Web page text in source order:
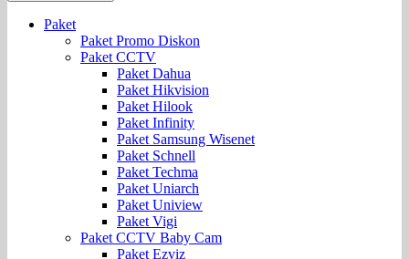
Paket
Paket Promo Diskon
Paket CCTV
Paket Dahua
Paket Hikvision
Paket Hilook
Paket Infinity
Paket Samsung Wisenet
Paket Schnell
Paket Techma
Paket Uniarch
Paket Uniview
Paket Vigi
Paket CCTV Baby Cam
Paket Ezviz